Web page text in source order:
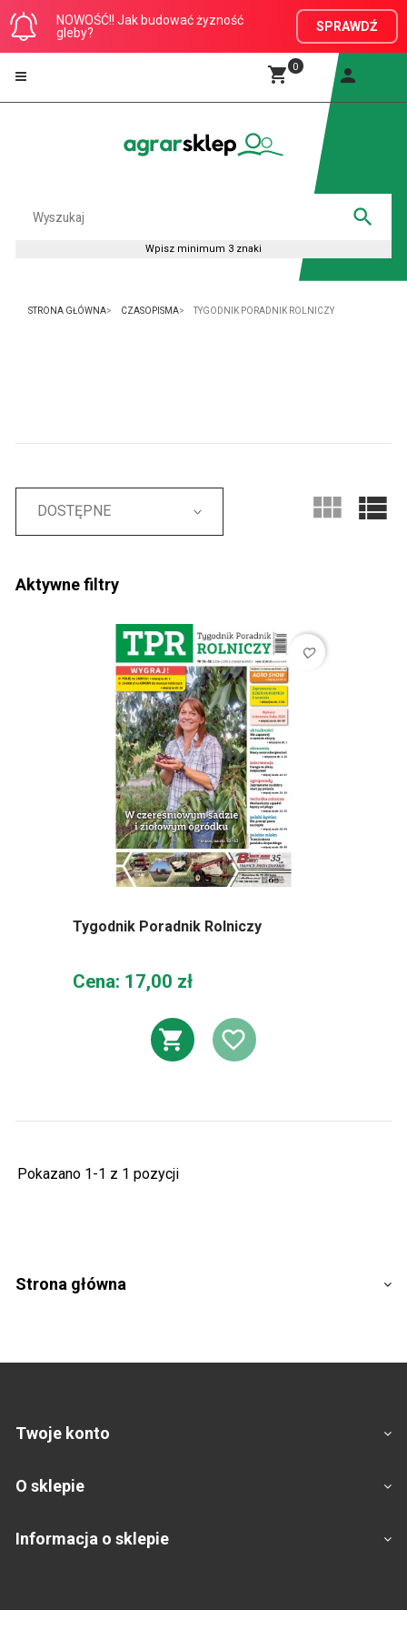
NOWOŚĆ!! Jak budować żyzność
gleby?
SPRAWDŹ
0
STRONA GŁÓWNA CZASOPISMA TYGODNIK PORADNIK ROLNICZY
DOSTĘPNE
Aktywne filtry
favorite_border
Tygodnik Poradnik Rolniczy
Cena
Cena: 17,00 zł
DODAJ DO
DODAJ DO
Pokazano 1-1 z 1 pozycji
Strona główna
Twoje konto
O sklepie
Informacja o sklepie